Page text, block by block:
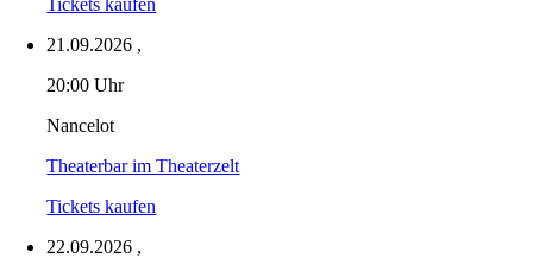
21.09.2026 ,
20:00 Uhr
Nancelot
Theaterbar im Theaterzelt
Tickets kaufen
22.09.2026 ,